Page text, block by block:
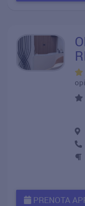
PRENOTA